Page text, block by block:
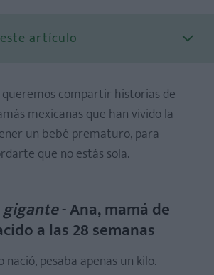
artículo
compartir historias de
mexicanas que han vivido la
un bebé prematuro, para
que no estás sola.
- Ana, mamá de
a las 28 semanas
nació, pesaba apenas un kilo.